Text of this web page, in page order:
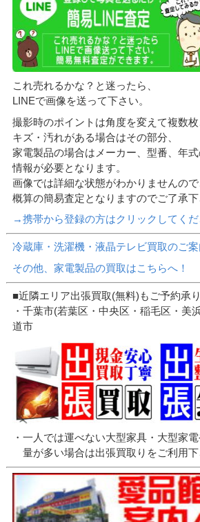
これ売れるかな？と迷ったら、
LINEで画像を送って下さい。
撮影時のポイントは角度を変えて複数枚
キズ・汚れがある場合はその部分、
家電製品の場合はメーカー、型番、年式
情報が必要となります。
画像では詳細な状態がわかりませんので
概算の簡易査定となりますのでご了承下
→携帯から登録の方はクリックしてく
冷蔵庫・洗濯機・液晶テレビ買取のご案
その他、家電製品の買取はこちらへ！
■近隣エリア出張買取(無料)もご予約承
・千葉市(若葉区・中央区・稲毛区・美
道市
・一人では運べない大型家具・大型家電
量が多い場合は出張買取りをご利用下